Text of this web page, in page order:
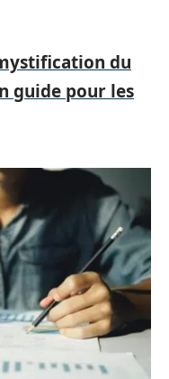
du
guide pour les